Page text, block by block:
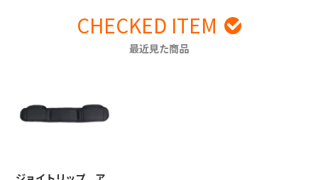
CHECKED ITEM
最近見た商品